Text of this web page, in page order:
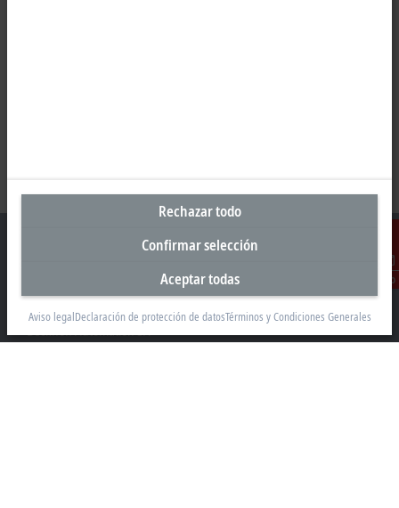
Contacto
Sede central España
Beckhoff Automation SA
Rechazar todo
Confirmar selección
Aceptar todas
Aviso legalDeclaración de protección de datosTérminos y Condiciones Generales